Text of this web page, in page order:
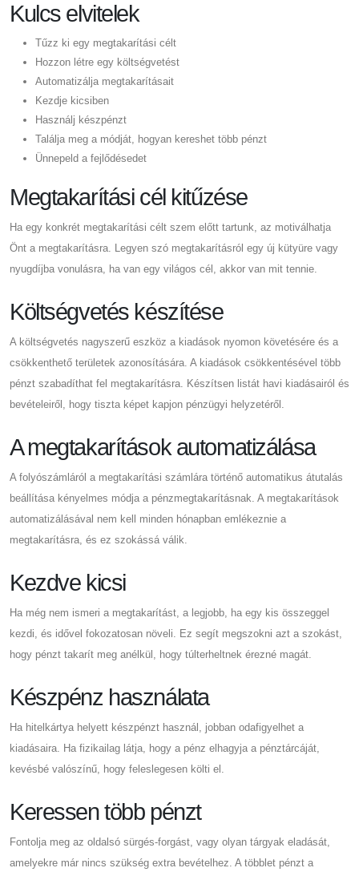
Kulcs elvitelek
Tűzz ki egy megtakarítási célt
Hozzon létre egy költségvetést
Automatizálja megtakarításait
Kezdje kicsiben
Használj készpénzt
Találja meg a módját, hogyan kereshet több pénzt
Ünnepeld a fejlődésedet
Megtakarítási cél kitűzése
Ha egy konkrét megtakarítási célt szem előtt tartunk, az motiválhatja
Önt a megtakarításra. Legyen szó megtakarításról egy új kütyüre vagy
nyugdíjba vonulásra, ha van egy világos cél, akkor van mit tennie.
Költségvetés készítése
A költségvetés nagyszerű eszköz a kiadások nyomon követésére és a
csökkenthető területek azonosítására. A kiadások csökkentésével több
pénzt szabadíthat fel megtakarításra. Készítsen listát havi kiadásairól és
bevételeiről, hogy tiszta képet kapjon pénzügyi helyzetéről.
A megtakarítások automatizálása
A folyószámláról a megtakarítási számlára történő automatikus átutalás
beállítása kényelmes módja a pénzmegtakarításnak. A megtakarítások
automatizálásával nem kell minden hónapban emlékeznie a
megtakarításra, és ez szokássá válik.
Kezdve kicsi
Ha még nem ismeri a megtakarítást, a legjobb, ha egy kis összeggel
kezdi, és idővel fokozatosan növeli. Ez segít megszokni azt a szokást,
hogy pénzt takarít meg anélkül, hogy túlterheltnek érezné magát.
Készpénz használata
Ha hitelkártya helyett készpénzt használ, jobban odafigyelhet a
kiadásaira. Ha fizikailag látja, hogy a pénz elhagyja a pénztárcáját,
kevésbé valószínű, hogy feleslegesen költi el.
Keressen több pénzt
Fontolja meg az oldalsó sürgés-forgást, vagy olyan tárgyak eladását,
amelyekre már nincs szükség extra bevételhez. A többlet pénzt a